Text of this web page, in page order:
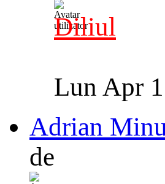
Diliul
Lun Apr
Adrian
de